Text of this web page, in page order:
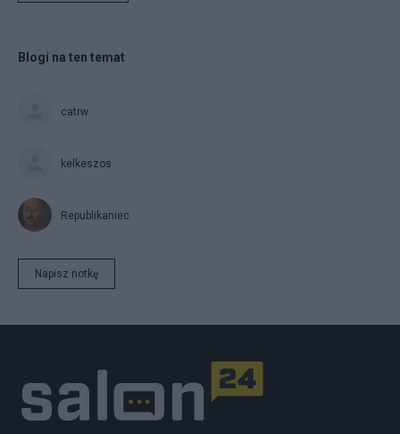
Blogi na ten temat
catrw
kelkeszos
Republikaniec
Napisz notkę